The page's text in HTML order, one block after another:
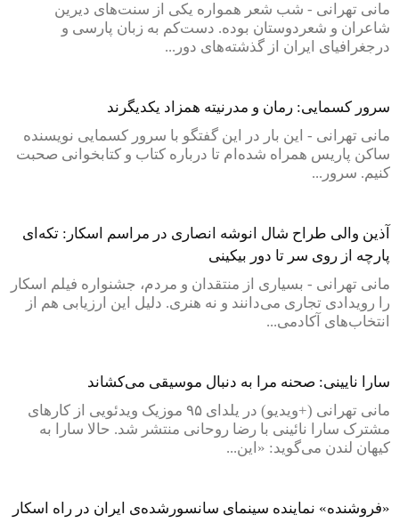
مانی تهرانی - شب شعر همواره یکی از سنت‌های دیرین
شاعران و شعردوستان بوده. دست‌کم به زبان پارسی و
درجغرافیای ایران از گذشته‌های دور...
سرور کسمایی: رمان و مدرنیته همزاد یکدیگرند
مانی تهرانی - این بار در این گفتگو با سرور کسمایی نویسنده
ساکن پاریس همراه شده‌ام تا درباره کتاب و کتابخوانی صحبت
کنیم. سرور...
آذین والی طراح شال انوشه انصاری در مراسم اسکار: تکه‌ای
پارچه از روی سر تا دور بیکینی
مانی تهرانی - بسیاری از منتقدان و مردم، جشنواره فیلم اسکار
را رویدادی تجاری می‌دانند و نه هنری. دلیل این ارزیابی هم از
انتخاب‌های آکادمی...
سارا نایینی: صحنه مرا به دنبال موسیقی می‌کشاند
مانی تهرانی (+ویدیو) در یلدای ۹۵ موزیک ویدئویی از کارهای
مشترک سارا نائینی با رضا روحانی منتشر شد. حالا سارا به
کیهان لندن می‌گوید: «این...
«فروشنده» نماینده سینمای سانسورشده‌ی ایران در راه اسکار